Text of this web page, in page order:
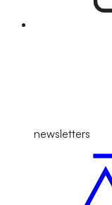
newsletters